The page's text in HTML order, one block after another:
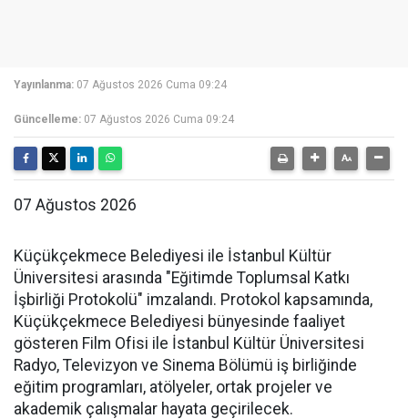
Yayınlanma: 07 Ağustos 2026 Cuma 09:24
Güncelleme: 07 Ağustos 2026 Cuma 09:24
07 Ağustos 2026
Küçükçekmece Belediyesi ile İstanbul Kültür
Üniversitesi arasında "Eğitimde Toplumsal Katkı
İşbirliği Protokolü" imzalandı. Protokol kapsamında,
Küçükçekmece Belediyesi bünyesinde faaliyet
gösteren Film Ofisi ile İstanbul Kültür Üniversitesi
Radyo, Televizyon ve Sinema Bölümü iş birliğinde
eğitim programları, atölyeler, ortak projeler ve
akademik çalışmalar hayata geçirilecek.